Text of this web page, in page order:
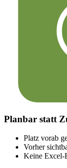
Planbar statt
Platz vorab
Vorher
Keine Excel-